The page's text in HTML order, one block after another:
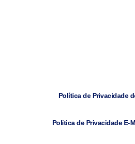
Política de Privacidade
Política de Privacidade E-